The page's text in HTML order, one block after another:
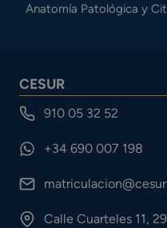
Anatomía Patológica y
CESUR
910 05 32 52
+34 690 007 198
Calle Cuarteles 11,